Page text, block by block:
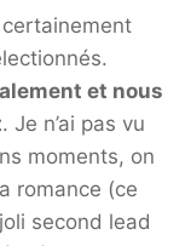
et nous
. Je n’ai pas vu
moments, on
romance (ce
second lead